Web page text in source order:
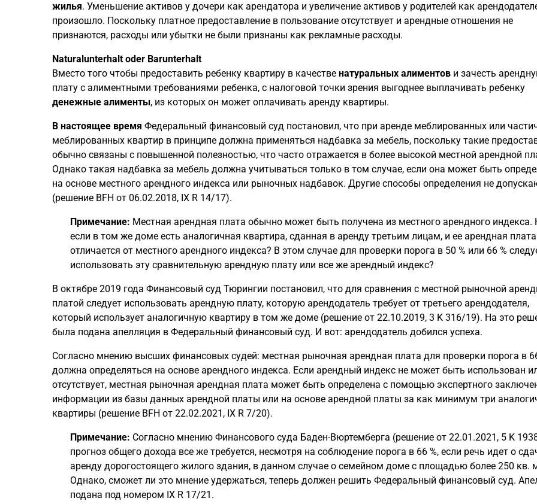
жилья. Уменьшение активов у дочери как арендатора и увеличение активов у родителей как
произошло. Поскольку платное предоставление в пользование отсутствует и арендные отношения не
признаются, расходы или убытки не были признаны как рекламные расходы.
Naturalunterhalt oder Barunterhalt
Вместо того чтобы предоставить ребенку квартиру в качестве натуральных алиментов и зачесть
плату с алиментными требованиями ребенка, с налоговой точки зрения выгоднее выплачивать ребенку
денежные алименты, из которых он может оплачивать аренду квартиры.
В настоящее время Федеральный финансовый суд постановил, что при аренде меблированных или
меблированных квартир в принципе должна применяться надбавка за мебель, поскольку такие
обычно связаны с повышенной полезностью, что часто отражается в более высокой местной арендной
Однако такая надбавка за мебель должна учитываться только в том случае, если она может быть
на основе местного арендного индекса или рыночных надбавок. Другие способы определения не
(решение BFH от 06.02.2018, IX R 14/17).
Примечание: Местная арендная плата обычно может быть получена из местного арендного индекса.
если в том же доме есть аналогичная квартира, сданная в аренду третьим лицам, и ее арендная плата
отличается от местного арендного индекса? В этом случае для проверки порога в 50 % или 66 %
использовать эту сравнительную арендную плату или все же арендный индекс?
В октябре 2019 года Финансовый суд Тюрингии постановил, что для сравнения с местной рыночной
платой следует использовать арендную плату, которую арендодатель требует от третьего арендодателя,
который использует аналогичную квартиру в том же доме (решение от 22.10.2019, 3 K 316/19). На это
была подана апелляция в Федеральный финансовый суд. И вот: арендодатель добился успеха.
Согласно мнению высших финансовых судей: местная рыночная арендная плата для проверки порога в
должна определяться на основе арендного индекса. Если арендный индекс не может быть использован
отсутствует, местная рыночная арендная плата может быть определена с помощью экспертного
информации из базы данных арендной платы или на основе арендной платы за как минимум три
квартиры (решение BFH от 22.02.2021, IX R 7/20).
Примечание: Согласно мнению Финансового суда Баден-Вюртемберга (решение от 22.01.2021, 5 K
прогноз общего дохода все же требуется, несмотря на соблюдение порога в 66 %, если речь идет о
аренду дорогостоящего жилого здания, в данном случае о семейном доме с площадью более 250 кв.
Однако, сможет ли это мнение удержаться, теперь должен решить Федеральный финансовый суд.
подана под номером IX R 17/21.